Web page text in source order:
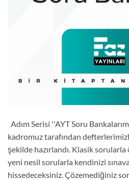
Adım Serisi ''AYT Soru
kadromuz tarafından
şekilde hazırlandı. Klasik
yeni nesil sorularla kendinizi
hissedeceksiniz. Çözemediğiniz